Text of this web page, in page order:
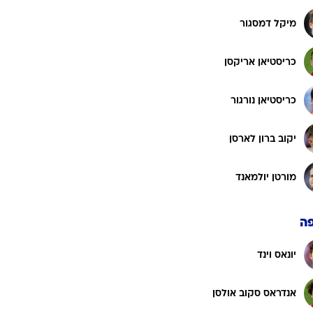
מיקל דמסגור
כריסטיאן אריקסן
כריסטיאן נורגור
יקוב ברון לארסן
מורטן יולמאנד
יונאס וינד
אנדראס סקוב אולסן